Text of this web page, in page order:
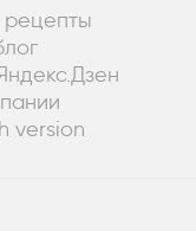
version